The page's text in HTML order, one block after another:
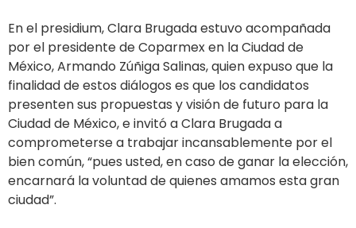
En el presidium, Clara Brugada estuvo acompañada
por el presidente de Coparmex en la Ciudad de
México, Armando Zúñiga Salinas, quien expuso que la
finalidad de estos diálogos es que los candidatos
presenten sus propuestas y visión de futuro para la
Ciudad de México, e invitó a Clara Brugada a
comprometerse a trabajar incansablemente por el
bien común, “pues usted, en caso de ganar la elección,
encarnará la voluntad de quienes amamos esta gran
ciudad”.